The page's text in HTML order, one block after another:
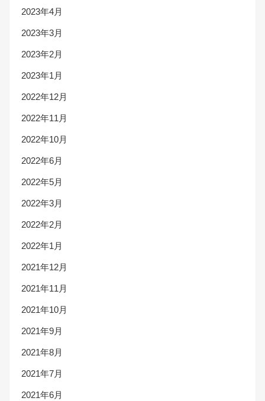
2023年4月
2023年3月
2023年2月
2023年1月
2022年12月
2022年11月
2022年10月
2022年6月
2022年5月
2022年3月
2022年2月
2022年1月
2021年12月
2021年11月
2021年10月
2021年9月
2021年8月
2021年7月
2021年6月